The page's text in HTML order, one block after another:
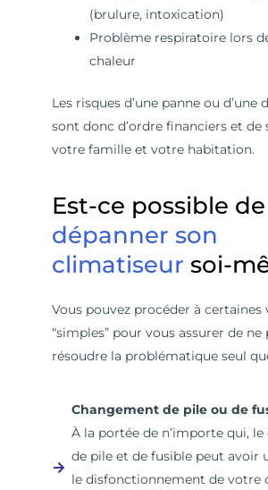
(brulure, intoxication)
Problème respiratoire lors
chaleur
Les risques d’une panne ou d’une
sont donc d’ordre financiers et de
votre famille et votre habitation.
Est-ce possible de
dépanner son
climatiseur soi-
Vous pouvez procéder à
“simples” pour vous assurer de ne
résoudre la problématique seul
Changement de pile ou de
À la portée de n’importe qui,
de pile et de fusible peut avoir
le disfonctionnement de votre